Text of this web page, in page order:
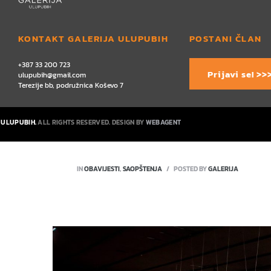
KONTAKT GALERIJA ULUPUBIH
+387 33 200 723
ulupubih@gmail.com
Terezije bb, podružnica Koševo 7
POSTANI ČLAN
Prijavi se!
ALL RIGHTS RESERVED. DESIGN BYWEBAGENT
INOBAVIJESTI,SAOPŠTENJA POSTED BYGALERIJA